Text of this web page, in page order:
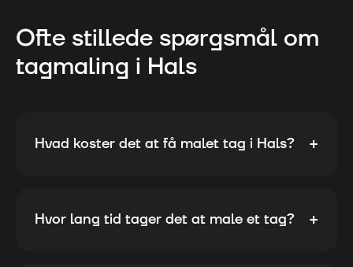
Ofte stillede spørgsmål om
tagmaling i Hals
Hvad koster det at få malet tag i Hals? +
Hvor lang tid tager det at male et tag? +